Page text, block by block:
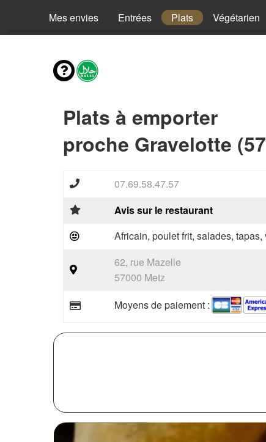
Mes envies Entrées Plats Végétarien
Plats à emporter
proche Gravelotte
07.69.58.47.57
Avis sur le restaurant
Africain, poulet frit, salades,
62, rue Mazelle
57000 Metz
Moyens de paiement :